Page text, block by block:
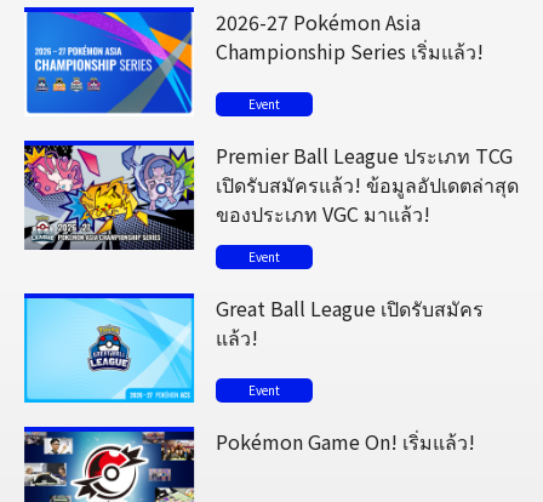
2026-27 Pokémon Asia
Championship Series เริ่มแล้ว!
Event
Premier Ball League ประเภท TCG
เปิดรับสมัครแล้ว! ข้อมูลอัปเดตล่าสุด
ของประเภท VGC มาแล้ว!
Event
Great Ball League เปิดรับสมัคร
แล้ว!
Event
Pokémon Game On! เริ่มแล้ว!